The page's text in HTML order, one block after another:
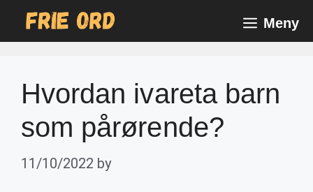
Meny
Hvordan ivareta barn
som pårørende?
11/10/2022 by